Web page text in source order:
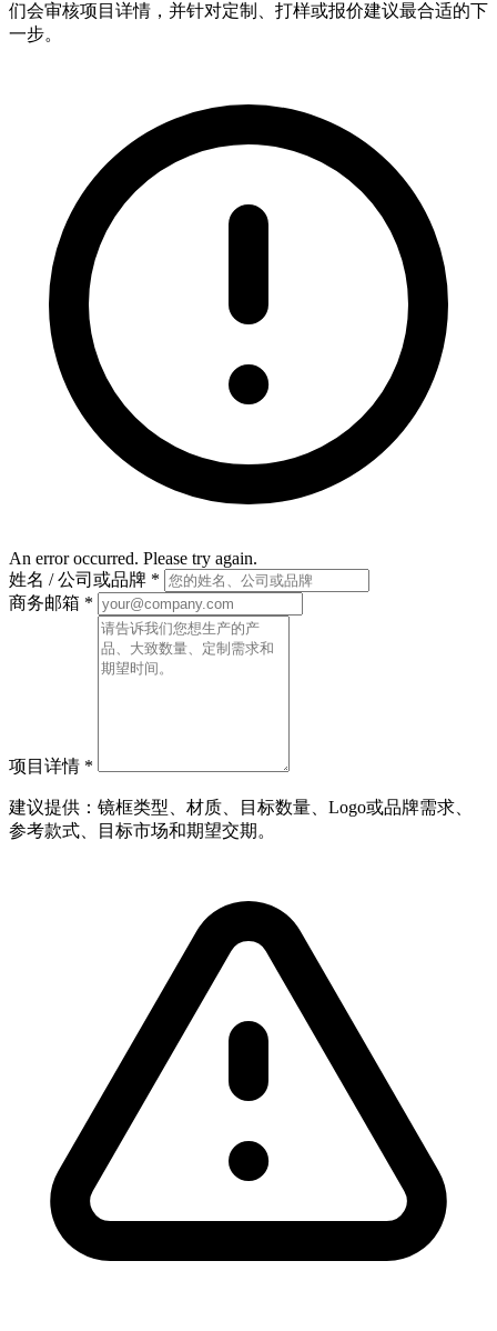
们会审核项目详情，并针对定制、打样或报价建议最合适的下
一步。
An error occurred. Please try again.
姓名 / 公司或品牌 *
商务邮箱 *
项目详情 *
建议提供：镜框类型、材质、目标数量、Logo或品牌需求、
参考款式、目标市场和期望交期。